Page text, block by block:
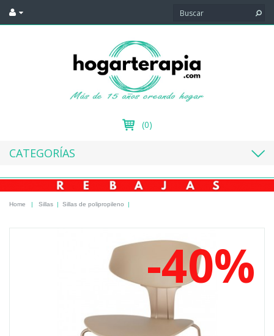
(0)
CATEGORÍAS
Home | Sillas | Sillas de polipropileno |
-40%